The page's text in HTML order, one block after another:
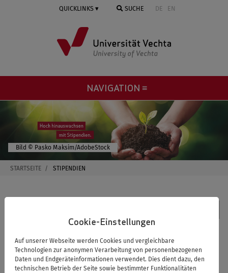
Cookie-Einstellungen
Auf unserer Webseite werden Cookies und vergleichbare
Technologien zur anonymen Verarbeitung von personenbezogenen
Daten und Endgeräteinformationen verwendet. Dies dient dazu, den
technischen Betrieb der Seite sowie bestimmter Funktionalitäten
QUICKLINKS SUCHE DE EN
NAVIGATION ≡
© Pasko Maksim/AdobeStock
STARTSEITE STIPENDIEN
Stipendien
Als Studentin und Student hast du die Möglichkeit, dein